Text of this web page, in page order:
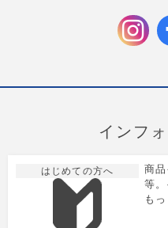
お歳暮特集を公開しました
インフ
はじめての方へ
商
等
も